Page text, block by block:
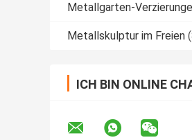
Metallgarten-
Metallskulptur im Freien
ICH BIN ONLINE